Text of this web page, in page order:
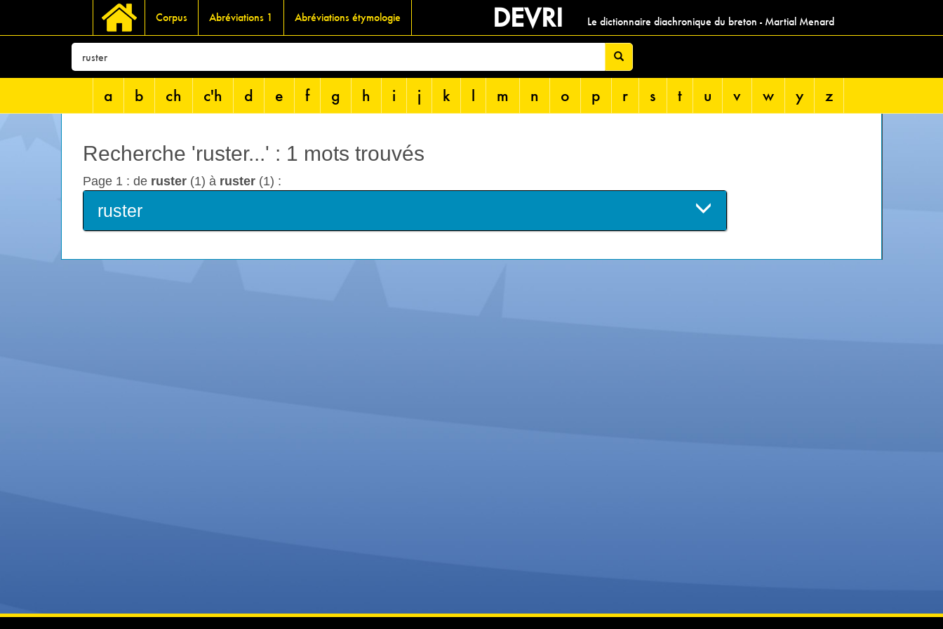
Corpus Abréviations 1 Abréviations étymologie DEVRI Le dictionnaire diachronique du breton - Martial Menard
a b ch c'h d e f g h i j k l m n o p r s t u v w y z
Recherche 'ruster...' : 1 mots trouvés
Page 1 : de ruster (1) à ruster (1) :
ruster